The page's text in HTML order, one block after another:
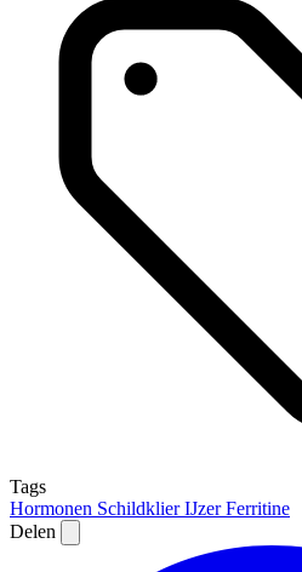
Tags
Hormonen SchildklierIJzerFerritine
Delen